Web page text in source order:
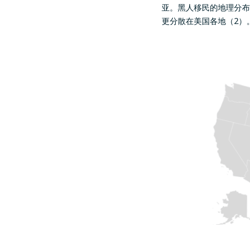
亚。 黑人移民的地理分
更分散在美国各地（2）。